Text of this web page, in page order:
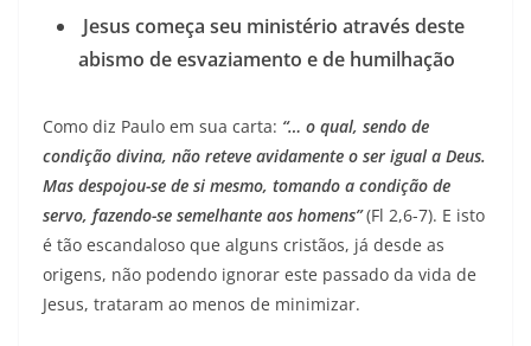
Jesus começa seu ministério através deste
abismo de esvaziamento e de humilhação
Como diz Paulo em sua carta: “… o qual, sendo de
condição divina, não reteve avidamente o ser igual a Deus.
Mas despojou-se de si mesmo, tomando a condição de
servo, fazendo-se semelhante aos homens”(Fl 2,6-7). E isto
é tão escandaloso que alguns cristãos, já desde as
origens, não podendo ignorar este passado da vida de
Jesus, trataram ao menos de minimizar.